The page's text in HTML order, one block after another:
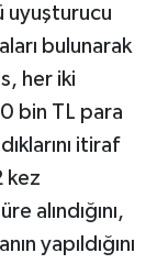
uyuşturucu
bulunarak
her iki
bin TL para
itiraf
kez
alındığını,
yapıldığını